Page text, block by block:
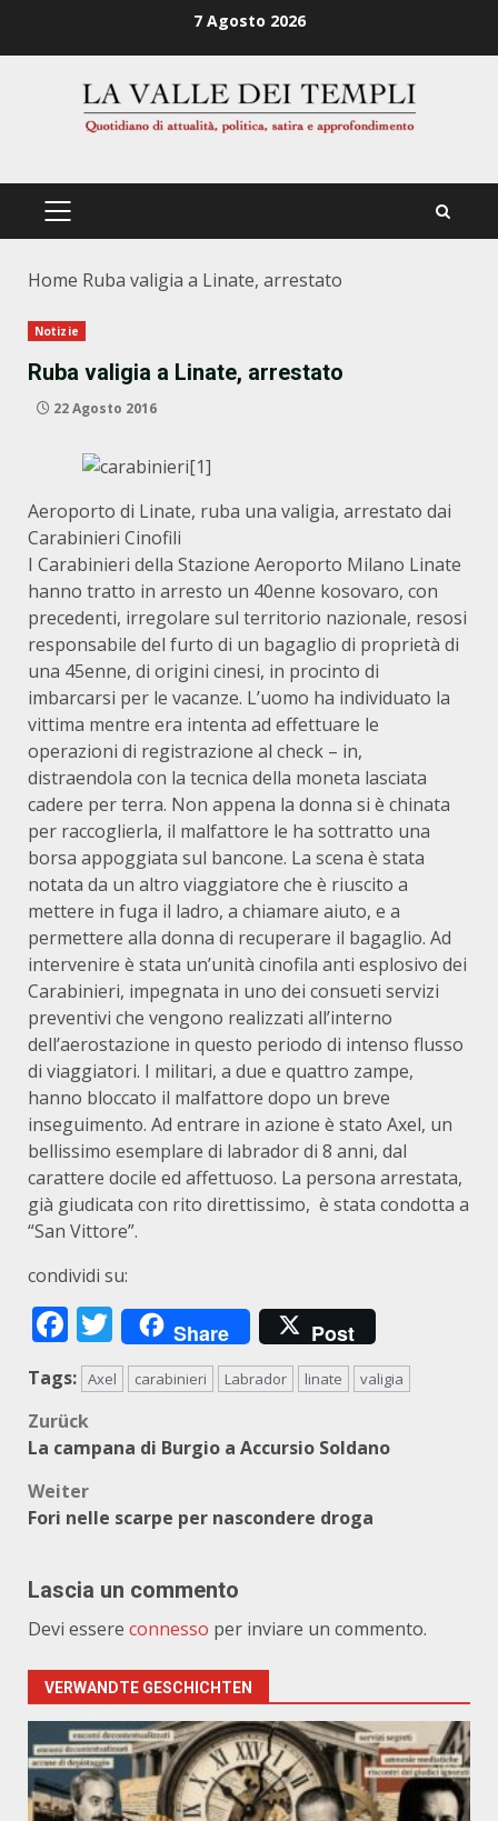
7 Agosto 2026
PRIMÄRES
Home Ruba valigia a Linate, arrestato
Notizie
Ruba valigia a Linate, arrestato
22 Agosto 2016
Aeroporto di Linate, ruba una valigia, arrestato dai
Carabinieri Cinofili
I Carabinieri della Stazione Aeroporto Milano Linate
hanno tratto in arresto un 40enne kosovaro, con
precedenti, irregolare sul territorio nazionale, resosi
responsabile del furto di un bagaglio di proprietà di
una 45enne, di origini cinesi, in procinto di
imbarcarsi per le vacanze. L’uomo ha individuato la
vittima mentre era intenta ad effettuare le
operazioni di registrazione al check – in,
distraendola con la tecnica della moneta lasciata
cadere per terra. Non appena la donna si è chinata
per raccoglierla, il malfattore le ha sottratto una
borsa appoggiata sul bancone. La scena è stata
notata da un altro viaggiatore che è riuscito a
mettere in fuga il ladro, a chiamare aiuto, e a
permettere alla donna di recuperare il bagaglio. Ad
intervenire è stata un’unità cinofila anti esplosivo dei
Carabinieri, impegnata in uno dei consueti servizi
preventivi che vengono realizzati all’interno
dell’aerostazione in questo periodo di intenso flusso
di viaggiatori. I militari, a due e quattro zampe,
hanno bloccato il malfattore dopo un breve
inseguimento. Ad entrare in azione è stato Axel, un
bellissimo esemplare di labrador di 8 anni, dal
carattere docile ed affettuoso. La persona arrestata,
già giudicata con rito direttissimo, è stata condotta a
“San Vittore”.
condividi su:
Facebook
Twitter
Share Post
Tags: Axel carabinieri Labrador linate valigia
Beitragsnavigation
Zurück
La campana di Burgio a Accursio Soldano
Weiter
Fori nelle scarpe per nascondere droga
Lascia un commento
Devi essere connesso per inviare un commento.
VERWANDTE GESCHICHTEN